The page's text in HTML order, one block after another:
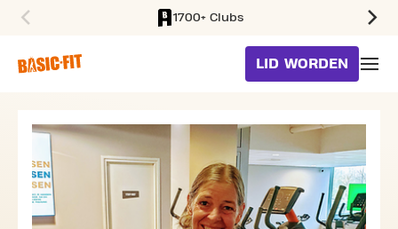
1700+ Clubs
LID WORDEN